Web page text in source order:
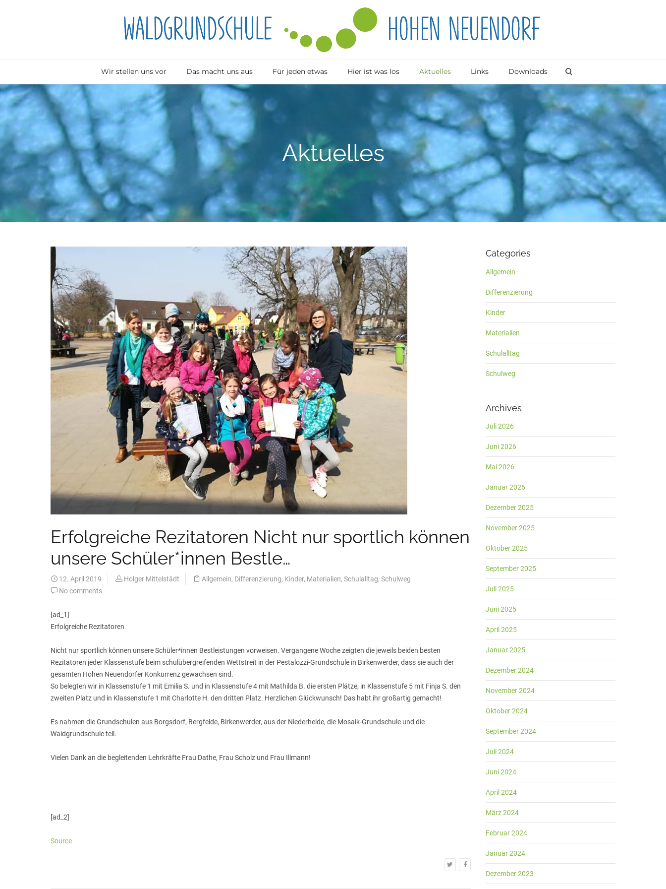
Wir stellen uns vor Das macht uns aus Für jeden etwas Hier ist was los Aktuelles Links Downloads
Aktuelles
Erfolgreiche Rezitatoren Nicht nur sportlich können
unsere Schüler*innen Bestle…
12. April 2019 Holger Mittelstädt Allgemein, Differenzierung, Kinder, Materialien, Schulalltag, Schulweg
No comments
[ad_1]
Erfolgreiche Rezitatoren
Nicht nur sportlich können unsere Schüler*innen Bestleistungen vorweisen. Vergangene Woche zeigten die jeweils beiden besten
Rezitatoren jeder Klassenstufe beim schulübergreifenden Wettstreit in der Pestalozzi-Grundschule in Birkenwerder, dass sie auch der
gesamten Hohen Neuendorfer Konkurrenz gewachsen sind.
So belegten wir in Klassenstufe 1 mit Emilia S. und in Klassenstufe 4 mit Mathilda B. die ersten Plätze, in Klassenstufe 5 mit Finja S. den
zweiten Platz und in Klassenstufe 1 mit Charlotte H. den dritten Platz. Herzlichen Glückwunsch! Das habt ihr großartig gemacht!
Es nahmen die Grundschulen aus Borgsdorf, Bergfelde, Birkenwerder, aus der Niederheide, die Mosaik-Grundschule und die
Waldgrundschule teil.
Vielen Dank an die begleitenden Lehrkräfte Frau Dathe, Frau Scholz und Frau Illmann!
[ad_2]
Source
Categories
Allgemein
Differenzierung
Kinder
Materialien
Schulalltag
Schulweg
Archives
Juli 2026
Juni 2026
Mai 2026
Januar 2026
Dezember 2025
November 2025
Oktober 2025
September 2025
Juli 2025
Juni 2025
April 2025
Januar 2025
Dezember 2024
November 2024
Oktober 2024
September 2024
Juli 2024
Juni 2024
April 2024
März 2024
Februar 2024
Januar 2024
Dezember 2023